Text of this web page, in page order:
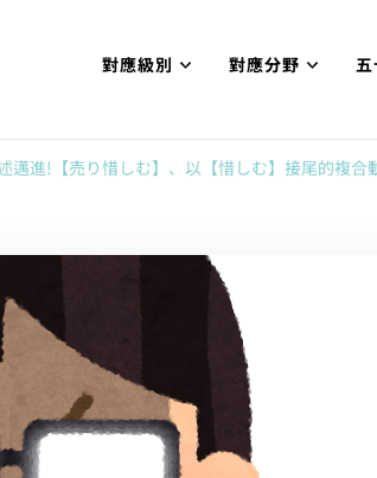
合格
對應級別 對應分野
邁進!【売り惜しむ】、以【惜しむ】接尾的複合